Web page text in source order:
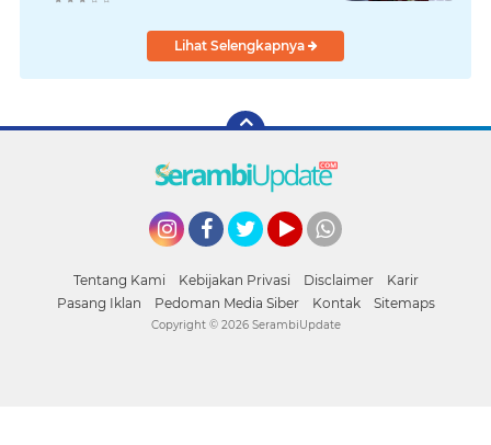
Lihat Selengkapnya
Tentang Kami Kebijakan Privasi Disclaimer
Karir
Pasang Iklan
Pedoman Media Siber Kontak Sitemaps
Copyright © 2026 SerambiUpdate